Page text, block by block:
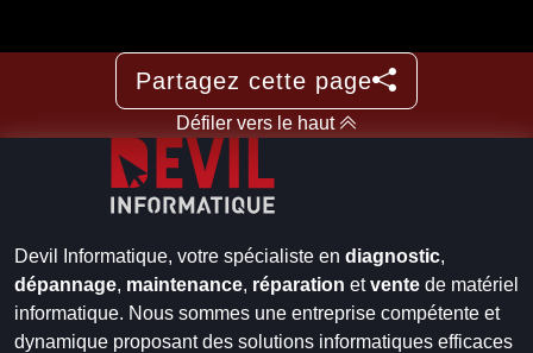
Partagez cette page
Défiler vers le haut
Devil Informatique, votre spécialiste en diagnostic,
dépannage, maintenance, réparation etvente de matériel
informatique. Nous sommes une entreprise compétente et
dynamique proposant des solutions informatiques efficaces